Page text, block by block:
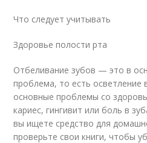
Что следует учитывать
Здоровье полости рта
Отбеливание зубов — это в
проблема, то есть осветление
основные проблемы со
кариес, гингивит или боль в
вы ищете средство для
проверьте свои книги, чтобы